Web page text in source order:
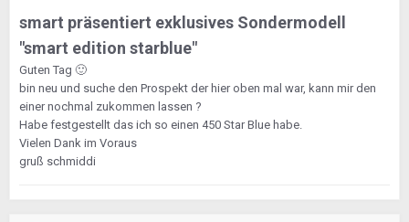
smart präsentiert exklusives Sondermodell
"smart edition starblue"
Guten Tag 🙂
bin neu und suche den Prospekt der hier oben mal war, kann mir den
einer nochmal zukommen lassen ?
Habe festgestellt das ich so einen 450 Star Blue habe.
Vielen Dank im Voraus
gruß schmiddi